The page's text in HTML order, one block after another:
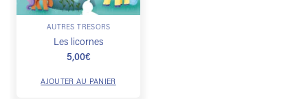
AUTRES TRÉSORS
Les licornes
5,00€
AJOUTER AU PANIER